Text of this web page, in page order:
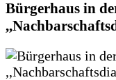
Bürgerhaus in